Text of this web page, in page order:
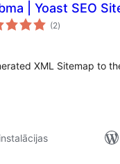
| Yoast SEO
(2vērtējumu
kopsumma
)
XML Sitemap to